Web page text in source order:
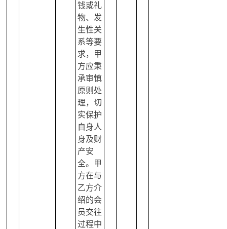
钱或礼
物、发
生性关
系等要
求，甲
方应秉
承审慎
原则处
理，切
实保护
自身人
身及财
产安
全。甲
方在与
乙方介
绍的会
员交往
过程中